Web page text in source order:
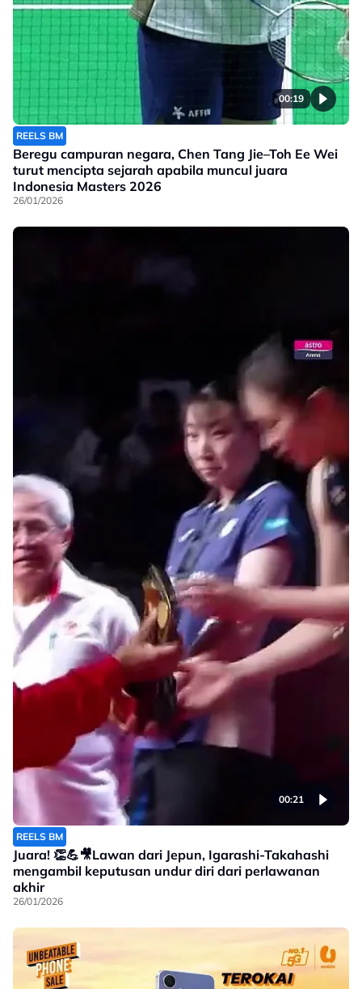
00:19
REELS BM
Beregu campuran negara, Chen Tang Jie–Toh Ee Wei
turut mencipta sejarah apabila muncul juara
Indonesia Masters 2026
26/01/2026
00:21
REELS BM
Juara! 👏💪🎥Lawan dari Jepun, Igarashi-Takahashi
mengambil keputusan undur diri dari perlawanan
akhir
26/01/2026